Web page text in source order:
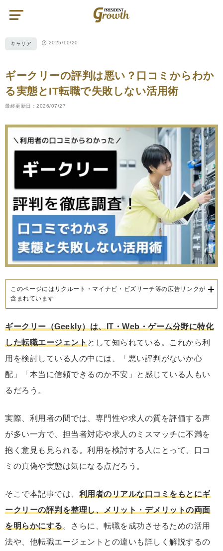
ロ
ー
ス）
キャリア 2025/10/20
ギークリーの評判は悪い？口コミからわか
る実態とIT転職で失敗しない活用術
最終更新日：2026/07/27
このページにはリクルート・マイナビ・ビズリーチ等の広告リンクが
含まれています
ギークリー（Geekly）は、IT・Web・ゲーム分野に特化
した転職エージェントとして知られている。これから利
用を検討している人の中には、「悪い評判がないか心
配」「本当に信頼できるのか不安」と感じている人もい
るだろう。
実際、利用者の間では、専門性や求人の質を評価する声
が多い一方で、担当者対応や求人のミスマッチに不満を
抱く意見も見られる。利用を検討する人にとって、口コ
ミの真偽や実態は気になる点だろう。
そこで本記事では、 利用者のリアルな口コミをもとにギ
ークリーの評判を整理し、メリット・デメリットの両面
を明らかにする。さらに、転職を成功させるための活用
法や、他転職エージェントとの違いも詳しく解説するの